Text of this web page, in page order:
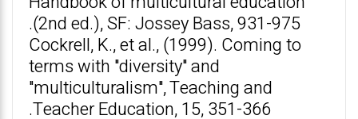
(2nd ed.), SF: Jossey Bass, 931-975.
Cockrell, K., et al., (1999). Coming to
terms with "diversity" and
"multiculturalism", Teaching and
Teacher Education, 15, 351-366.